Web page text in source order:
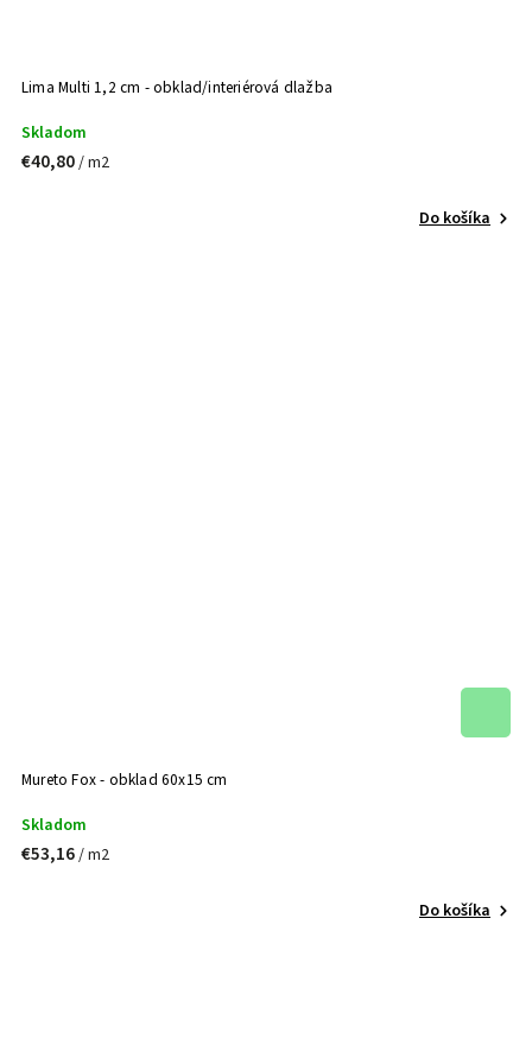
Lima Multi 1,2 cm - obklad/interiérová dlažba
Skladom
€40,80/ m2
Do košíka
Mureto Fox - obklad 60x15 cm
Skladom
€53,16/ m2
Do košíka